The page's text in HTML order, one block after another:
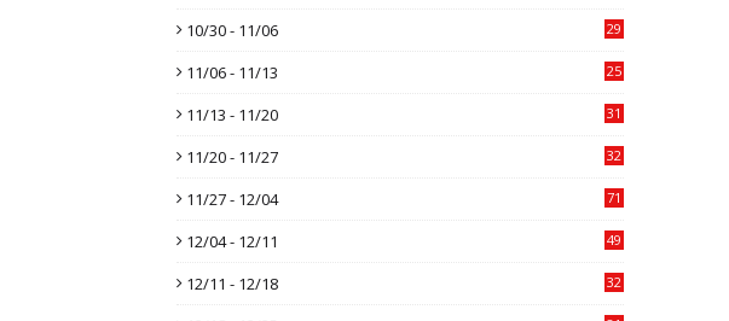
10/30 - 11/06 29
11/06 - 11/13 25
11/13 - 11/20 31
11/20 - 11/27 32
11/27 - 12/04 71
12/04 - 12/11 49
12/11 - 12/18 32